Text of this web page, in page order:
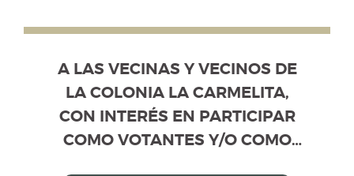
DIRECTIVA DE VECINOS
A LAS VECINAS Y VECINOS DE LA
Información disponible de la convocatoria. Use
A LAS VECINAS Y VECINOS DE
LA COLONIA LA CARMELITA,
CON INTERÉS EN PARTICIPAR
COMO VOTANTES Y/O COMO